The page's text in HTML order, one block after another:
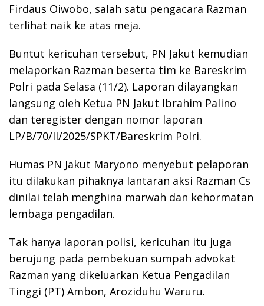
Firdaus Oiwobo, salah satu pengacara Razman
terlihat naik ke atas meja.
Buntut kericuhan tersebut, PN Jakut kemudian
melaporkan Razman beserta tim ke Bareskrim
Polri pada Selasa (11/2). Laporan dilayangkan
langsung oleh Ketua PN Jakut Ibrahim Palino
dan teregister dengan nomor laporan
LP/B/70/II/2025/SPKT/Bareskrim Polri.
Humas PN Jakut Maryono menyebut pelaporan
itu dilakukan pihaknya lantaran aksi Razman Cs
dinilai telah menghina marwah dan kehormatan
lembaga pengadilan.
Tak hanya laporan polisi, kericuhan itu juga
berujung pada pembekuan sumpah advokat
Razman yang dikeluarkan Ketua Pengadilan
Tinggi (PT) Ambon, Aroziduhu Waruru.